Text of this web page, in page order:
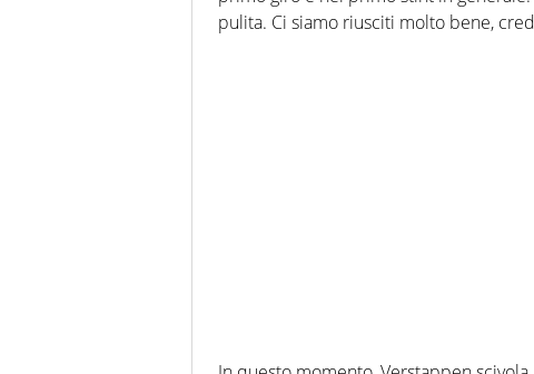
pulita. Ci siamo riusciti molto bene,